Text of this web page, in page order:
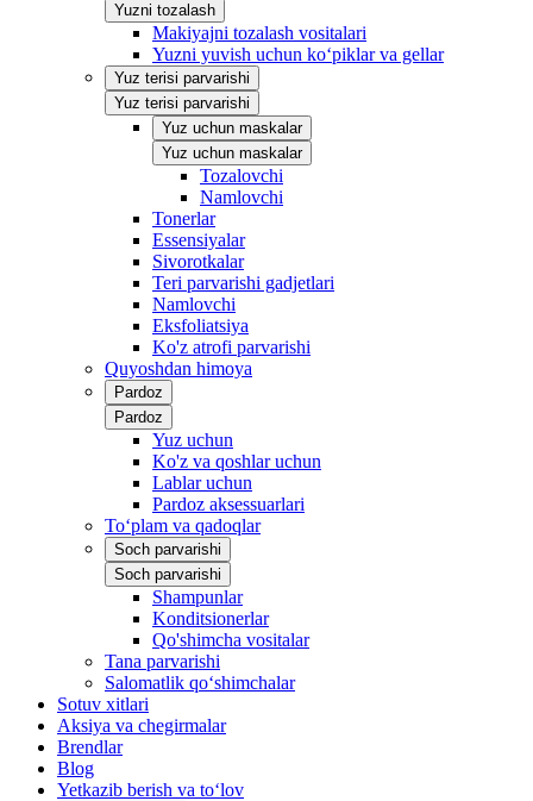
Yuzni tozalash
Makiyajni tozalash vositalari
Yuzni yuvish uchun ko‘piklar va gellar
Yuz terisi parvarishi
Yuz terisi parvarishi
Yuz uchun maskalar
Yuz uchun maskalar
Tozalovchi
Namlovchi
Tonerlar
Essensiyalar
Sivorotkalar
Teri parvarishi gadjetlari
Namlovchi
Eksfoliatsiya
Ko'z atrofi parvarishi
Quyoshdan himoya
Pardoz
Pardoz
Yuz uchun
Ko'z va qoshlar uchun
Lablar uchun
Pardoz aksessuarlari
To‘plam va qadoqlar
Soch parvarishi
Soch parvarishi
Shampunlar
Konditsionerlar
Qo'shimcha vositalar
Tana parvarishi
Salomatlik qo‘shimchalar
Sotuv xitlari
Aksiya va chegirmalar
Brendlar
Blog
Yetkazib berish va to‘lov